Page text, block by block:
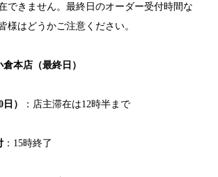
できません。最終日のオーダー受付時間な
様はどうかご注意ください。
本店（最終日）
） ：店主滞在は12時半まで
：15時終了